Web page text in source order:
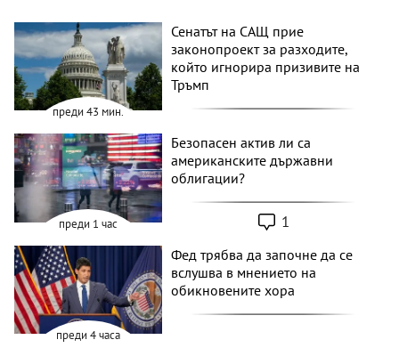
преди 43 мин.
Сенатът на САЩ прие
законопроект за разходите,
който игнорира призивите на
Тръмп
преди 1 час
Безопасен актив ли са
американските държавни
облигации?
1
преди 4 часа
Фед трябва да започне да се
вслушва в мнението на
обикновените хора